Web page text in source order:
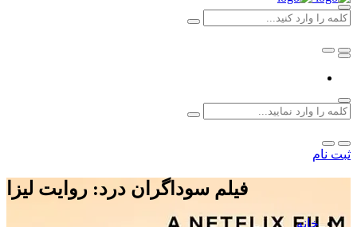
ثبت نام
فیلم سوداگران درد: روایت لیزا
خانه